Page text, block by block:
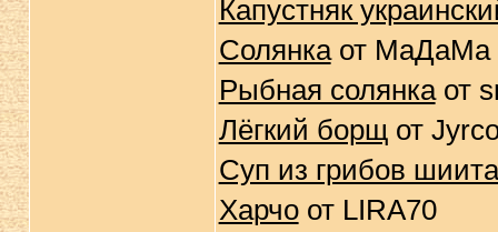
Капустняк
Солянкаот МаДаМа
Рыбная солянкаот
Лёгкий борщот
Суп из грибов
Харчоот LIRA70